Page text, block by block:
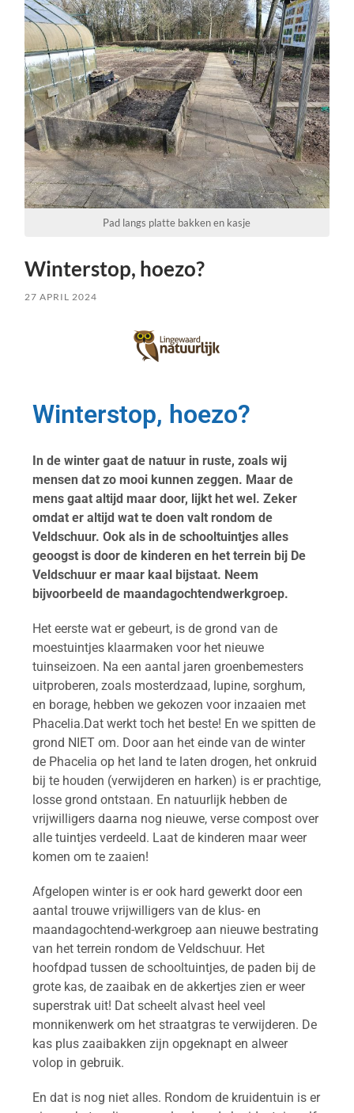
Pad langs platte bakken en kasje
Winterstop, hoezo?
27 APRIL 2024
Winterstop, hoezo?
In de winter gaat de natuur in ruste, zoals wij
mensen dat zo mooi kunnen zeggen. Maar de
mens gaat altijd maar door, lijkt het wel. Zeker
omdat er altijd wat te doen valt rondom de
Veldschuur. Ook als in de schooltuintjes alles
geoogst is door de kinderen en het terrein bij De
Veldschuur er maar kaal bijstaat. Neem
bijvoorbeeld de maandagochtendwerkgroep.
Het eerste wat er gebeurt, is de grond van de
moestuintjes klaarmaken voor het nieuwe
tuinseizoen. Na een aantal jaren groenbemesters
uitproberen, zoals mosterdzaad, lupine, sorghum,
en borage, hebben we gekozen voor inzaaien met
Phacelia.Dat werkt toch het beste! En we spitten de
grond NIET om. Door aan het einde van de winter
de Phacelia op het land te laten drogen, het onkruid
bij te houden (verwijderen en harken) is er prachtige,
losse grond ontstaan. En natuurlijk hebben de
vrijwilligers daarna nog nieuwe, verse compost over
alle tuintjes verdeeld. Laat de kinderen maar weer
komen om te zaaien!
Afgelopen winter is er ook hard gewerkt door een
aantal trouwe vrijwilligers van de klus- en
maandagochtend-werkgroep aan nieuwe bestrating
van het terrein rondom de Veldschuur. Het
hoofdpad tussen de schooltuintjes, de paden bij de
grote kas, de zaaibak en de akkertjes zien er weer
superstrak uit! Dat scheelt alvast heel veel
monnikenwerk om het straatgras te verwijderen. De
kas plus zaaibakken zijn opgeknapt en alweer
volop in gebruik.
En dat is nog niet alles. Rondom de kruidentuin is er